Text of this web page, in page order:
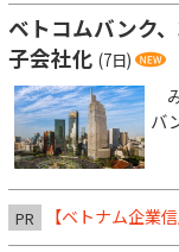
ベトコムバンク
子会社化 (7日)
バ
PR 【ベトナム企業